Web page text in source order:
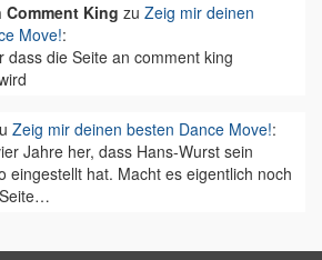
Comment King zu Zeig mir deinen
Move!:
dass die Seite an comment king
Zeig mir deinen besten Dance Move!:
Jahre her, dass Hans-Wurst sein
eingestellt hat. Macht es eigentlich noch